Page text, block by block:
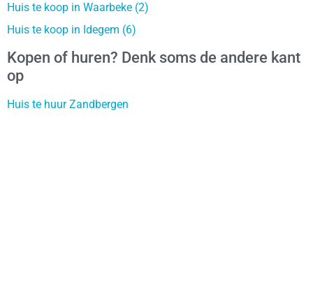
Huis te koop in Waarbeke (2)
Huis te koop in Idegem (6)
Kopen of huren? Denk soms de andere kant
op
Huis te huur Zandbergen